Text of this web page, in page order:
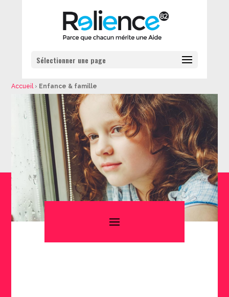
Sélectionner une page
Accueil› Enfance & famille